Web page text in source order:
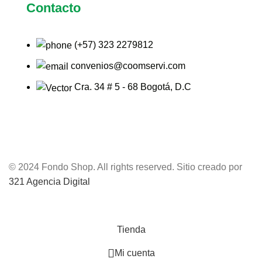
Contacto
(+57) 323 2279812
convenios@coomservi.com
Cra. 34 # 5 - 68 Bogotá, D.C
© 2024 Fondo Shop. All rights reserved. Sitio creado por
321 Agencia Digital
Tienda
Mi cuenta